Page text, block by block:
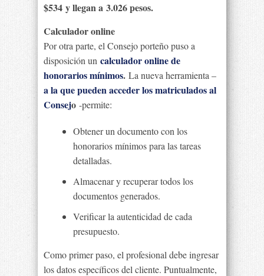
$534 y llegan a 3.026 pesos.
Calculador online
Por otra parte, el Consejo porteño puso a
disposición un calculador online de
honorarios mínimos. La nueva herramienta –
a la que pueden acceder los matriculados al
Consejo -permite:
Obtener un documento con los
honorarios mínimos para las tareas
detalladas.
Almacenar y recuperar todos los
documentos generados.
Verificar la autenticidad de cada
presupuesto.
Como primer paso, el profesional debe ingresar
los datos específicos del cliente. Puntualmente,